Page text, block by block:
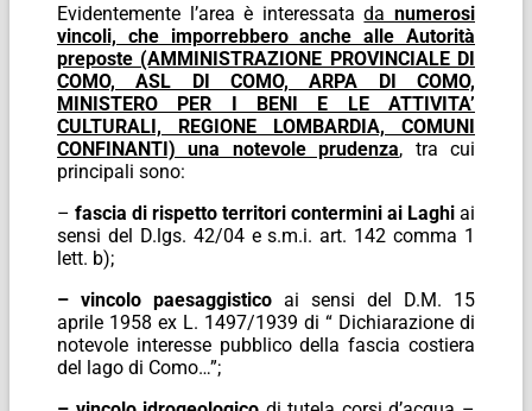
Evidentemente l’area è interessatadanumerosi
vincoli, che imporrebbero anche alle Autorità
preposte (AMMINISTRAZIONE PROVINCIALE DI
COMO, ASL DI COMO, ARPA DI COMO,
MINISTERO PER I BENI E LE ATTIVITA’
CULTURALI, REGIONE LOMBARDIA, COMUNI
CONFINANTI) una notevole prudenza, tra cui
principali sono:
– fascia di rispetto territori contermini ai Laghi ai
sensi del D.lgs. 42/04 e s.m.i. art. 142 comma 1
lett. b);
– vincolo paesaggistico ai sensi del D.M. 15
aprile 1958 ex L. 1497/1939 di “ Dichiarazione di
notevole interesse pubblico della fascia costiera
del lago di Como…”;